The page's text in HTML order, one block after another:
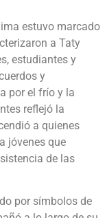
estuvo marcado
a Taty
estudiantes y
y
por el frío y la
reflejó la
a quienes
jóvenes que
de las
por símbolos de